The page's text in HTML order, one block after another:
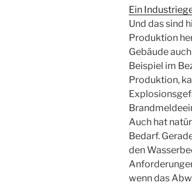
Ein
Und das sind
Produktion
Gebäude
Beispiel im
Produktion,
Auch hat
Bedarf.
den
wenn das